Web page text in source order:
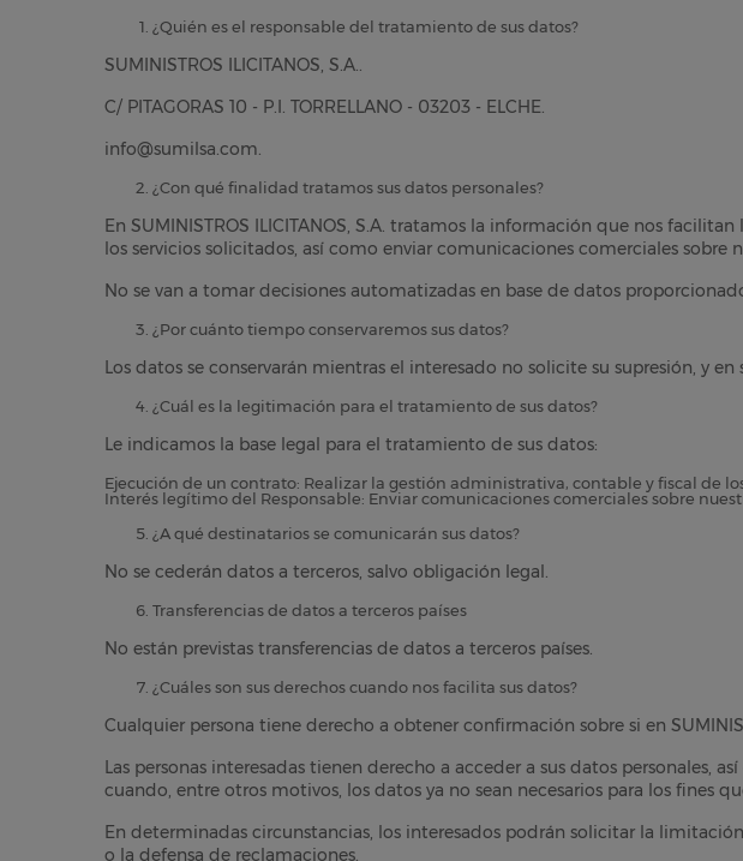
¿Quién es el responsable del tratamiento de sus datos?
SUMINISTROS ILICITANOS, S.A..
C/ PITAGORAS 10 - P.I. TORRELLANO - 03203 - ELCHE.
info@sumilsa.com.
¿Con qué finalidad tratamos sus datos personales?
En SUMINISTROS ILICITANOS, S.A. tratamos la información que nos
los servicios solicitados, así como enviar comunicaciones comerciales sobre
No se van a tomar decisiones automatizadas en base de datos
¿Por cuánto tiempo conservaremos sus datos?
Los datos se conservarán mientras el interesado no solicite su supresión, y
¿Cuál es la legitimación para el tratamiento de sus datos?
Le indicamos la base legal para el tratamiento de sus datos:
Ejecución de un contrato: Realizar la gestión administrativa, contable y fiscal de
Interés legítimo del Responsable: Enviar comunicaciones comerciales sobre
¿A qué destinatarios se comunicarán sus datos?
No se cederán datos a terceros, salvo obligación legal.
Transferencias de datos a terceros países
No están previstas transferencias de datos a terceros países.
¿Cuáles son sus derechos cuando nos facilita sus datos?
Cualquier persona tiene derecho a obtener confirmación sobre si en
Las personas interesadas tienen derecho a acceder a sus datos personales,
cuando, entre otros motivos, los datos ya no sean necesarios para los fines
En determinadas circunstancias, los interesados podrán solicitar la
o la defensa de reclamaciones.